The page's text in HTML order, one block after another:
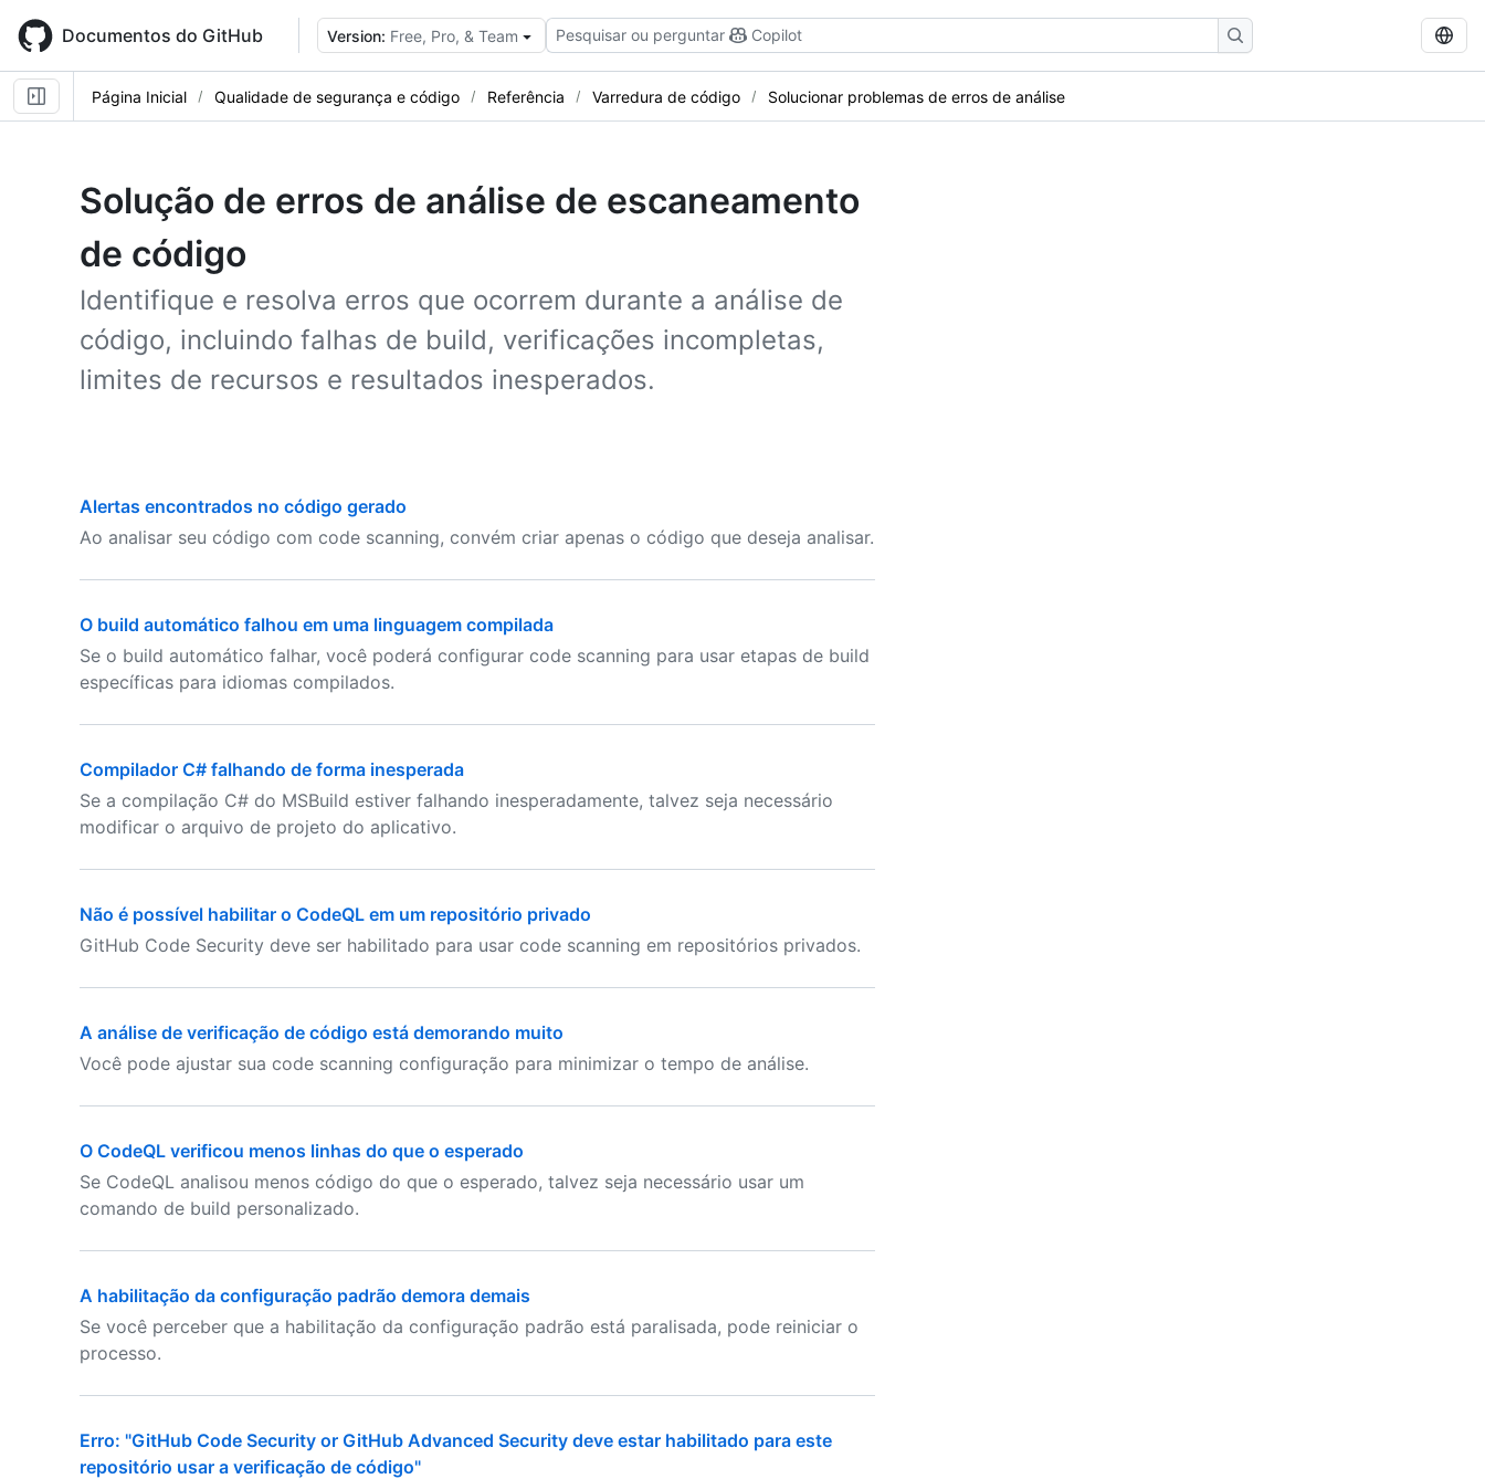
main
content
Documentos do GitHub Version: Free, Pro, & Team Pesquisar ou perguntar Copilot
Página Inicial Qualidade de segurança e código Referência Varredura de código Solucionar problemas de erros de análise
Solução de erros de análise de escaneamento
de código
Identifique e resolva erros que ocorrem durante a análise de
código, incluindo falhas de build, verificações incompletas,
limites de recursos e resultados inesperados.
Alertas encontrados no código gerado
Ao analisar seu código com code scanning, convém criar apenas o código que deseja analisar.
O build automático falhou em uma linguagem compilada
Se o build automático falhar, você poderá configurar code scanning para usar etapas de build
específicas para idiomas compilados.
Compilador C# falhando de forma inesperada
Se a compilação C# do MSBuild estiver falhando inesperadamente, talvez seja necessário
modificar o arquivo de projeto do aplicativo.
Não é possível habilitar o CodeQL em um repositório privado
GitHub Code Security deve ser habilitado para usar code scanning em repositórios privados.
A análise de verificação de código está demorando muito
Você pode ajustar sua code scanning configuração para minimizar o tempo de análise.
O CodeQL verificou menos linhas do que o esperado
Se CodeQL analisou menos código do que o esperado, talvez seja necessário usar um
comando de build personalizado.
A habilitação da configuração padrão demora demais
Se você perceber que a habilitação da configuração padrão está paralisada, pode reiniciar o
processo.
Erro: "GitHub Code Security or GitHub Advanced Security deve estar habilitado para este
repositório usar a verificação de código"